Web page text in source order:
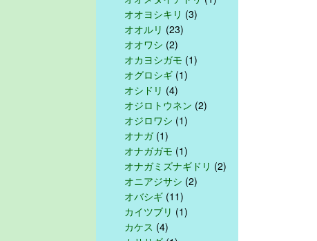
オオヨシキリ (3)
オオルリ (23)
オオワシ (2)
オカヨシガモ (1)
オグロシギ (1)
オシドリ (4)
オジロトウネン (2)
オジロワシ (1)
オナガ(1)
オナガガモ (1)
オナガミズナギドリ (2)
オニアジサシ (2)
オバシギ (11)
カイツブリ (1)
カケス (4)